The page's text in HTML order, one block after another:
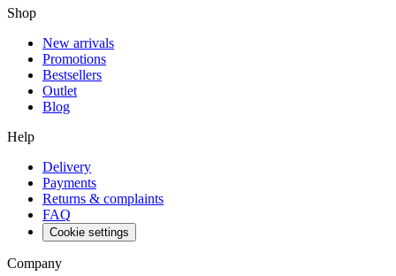
Shop
New arrivals
Promotions
Bestsellers
Outlet
Blog
Help
Delivery
Payments
Returns & complaints
FAQ
Cookie settings
Company